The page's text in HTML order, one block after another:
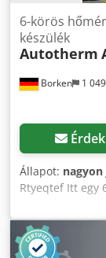
Borken 1
6-körös
készülék
Autotherm
Állapot:
Rtyeqtef Itt egy
kínálunk.
leírás szerint:
között